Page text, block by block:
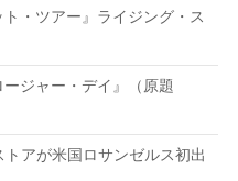
・ツアー』ライジング・ス
ジャー・デイ』（原題
トアが米国ロサンゼルス初出